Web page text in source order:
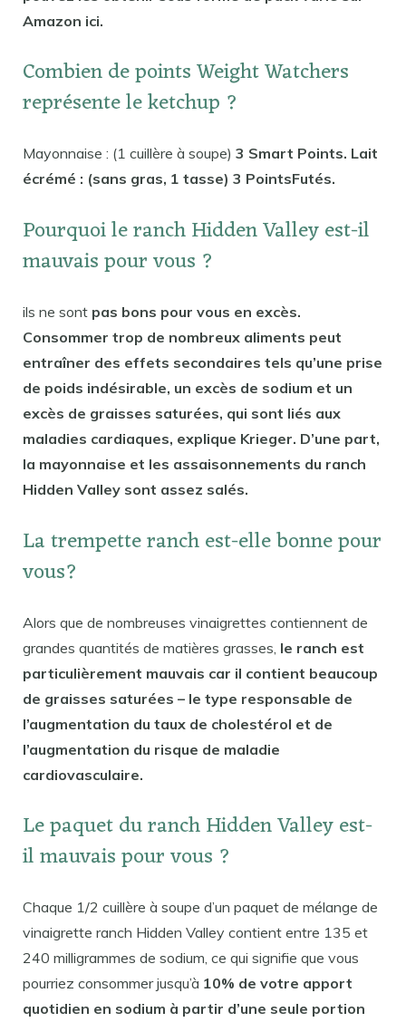
Amazon ici.
Combien de points Weight Watchers
représente le ketchup ?
Mayonnaise : (1 cuillère à soupe) 3 Smart Points. Lait
écrémé : (sans gras, 1 tasse) 3 PointsFutés.
Pourquoi le ranch Hidden Valley est-il
mauvais pour vous ?
ils ne sont pas bons pour vous en excès.
Consommer trop de nombreux aliments peut
entraîner des effets secondaires tels qu’une prise
de poids indésirable, un excès de sodium et un
excès de graisses saturées, qui sont liés aux
maladies cardiaques, explique Krieger. D’une part,
la mayonnaise et les assaisonnements du ranch
Hidden Valley sont assez salés.
La trempette ranch est-elle bonne pour
vous?
Alors que de nombreuses vinaigrettes contiennent de
grandes quantités de matières grasses, le ranch est
particulièrement mauvais car il contient beaucoup
de graisses saturées – le type responsable de
l’augmentation du taux de cholestérol et de
l’augmentation du risque de maladie
cardiovasculaire.
Le paquet du ranch Hidden Valley est-
il mauvais pour vous ?
Chaque 1/2 cuillère à soupe d’un paquet de mélange de
vinaigrette ranch Hidden Valley contient entre 135 et
240 milligrammes de sodium, ce qui signifie que vous
pourriez consommer jusqu’à 10% de votre apport
quotidien en sodium à partir d’une seule portion